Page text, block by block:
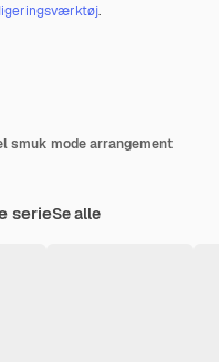
.
smuk mode arrangement
serieSe alle